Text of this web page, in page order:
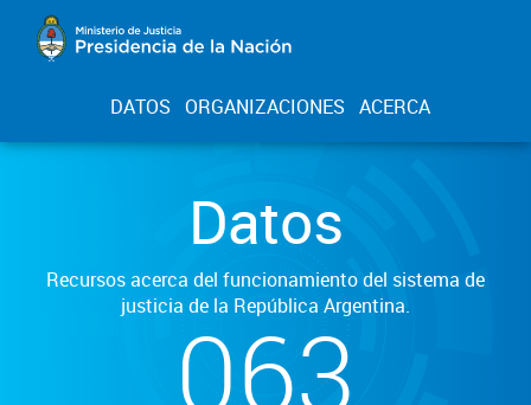
DATOS ORGANIZACIONES ACERCA
Datos
Recursos acerca del funcionamiento del sistema de
justicia de la República Argentina.
063